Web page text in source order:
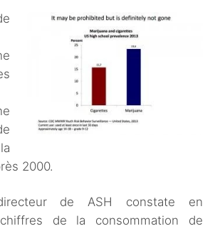
2000.
de ASH constate en
de la consommation de